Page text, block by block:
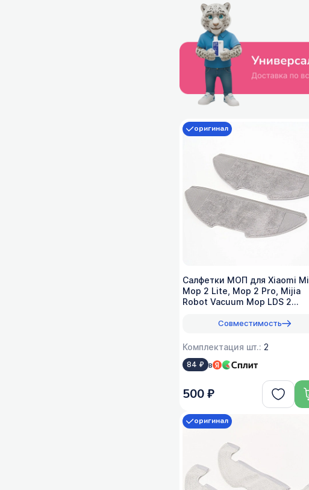
Салфетки МОП для Xiaomi Mi
Mop 2 Lite, Mop 2 Pro, Mijia
Robot Vacuum Mop LDS 2
Совместимость
Комплектация шт.: 2
84 ₽ в
оригинал
500 ₽
оригинал